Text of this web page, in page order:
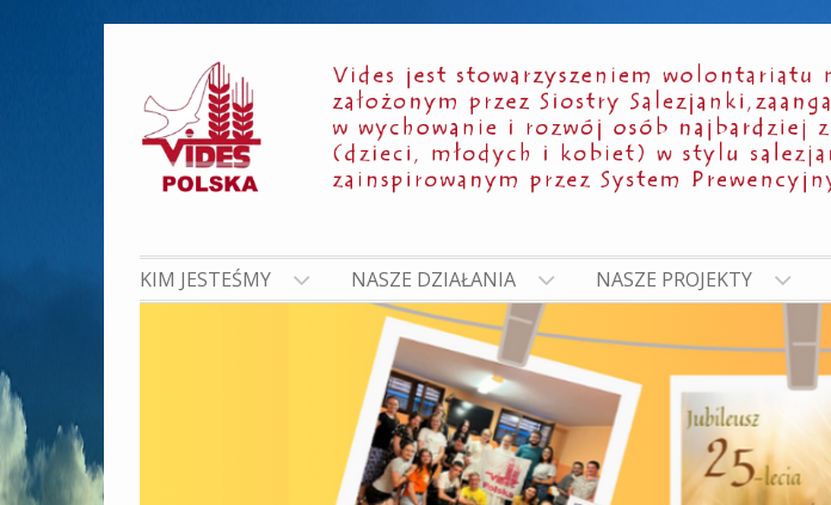
content
KIM JESTEŚMY NASZE DZIAŁANIA NASZE PROJEKTY